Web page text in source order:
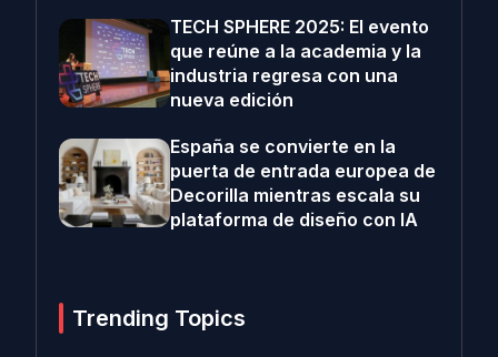
TECH SPHERE 2025: El evento
que reúne a la academia y la
industria regresa con una
nueva edición
España se convierte en la
puerta de entrada europea de
Decorilla mientras escala su
plataforma de diseño con IA
Trending Topics